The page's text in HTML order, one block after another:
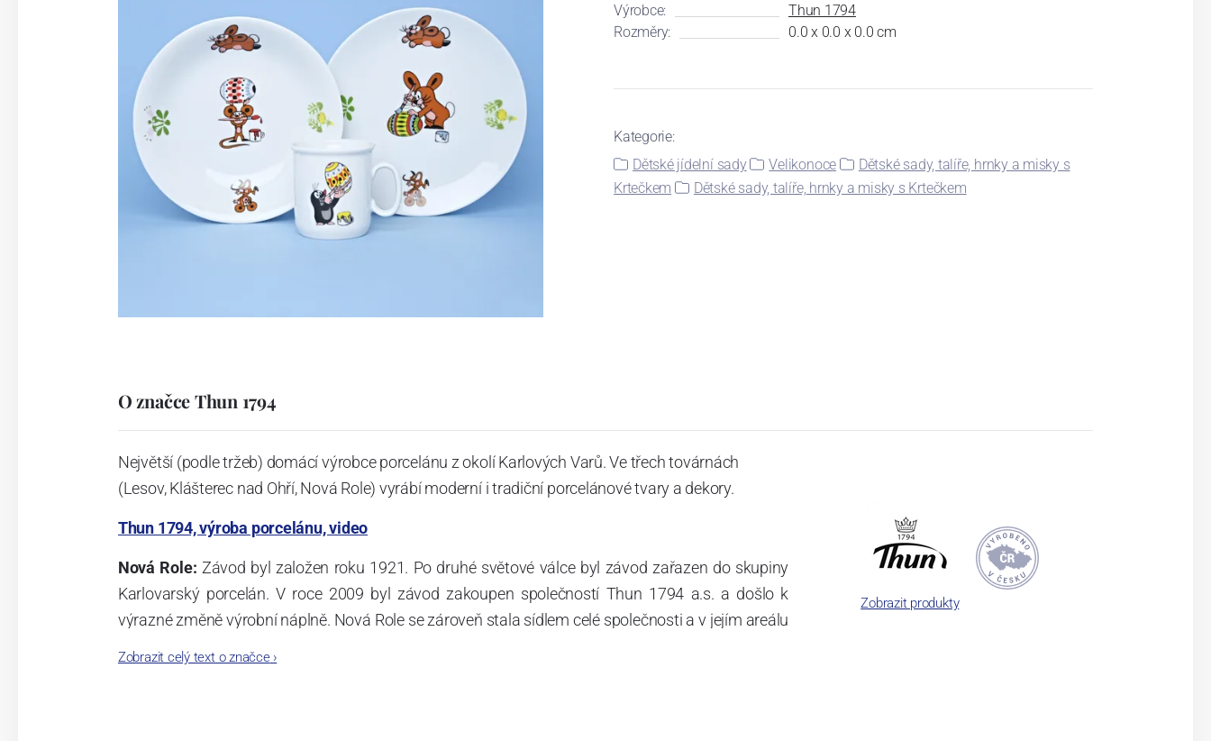
Výrobce:
Thun 1794
Rozměry:
0.0 x 0.0 x 0.0 cm
Kategorie:
Dětské jídelní sady
Velikonoce
Dětské sady, talíře, hrnky a misky s
Krtečkem
Dětské sady, talíře, hrnky a misky s Krtečkem
O značce Thun 1794
Největší (podle tržeb) domácí výrobce porcelánu z okolí Karlových Varů. Ve třech továrnách
(Lesov, Klášterec nad Ohří, Nová Role) vyrábí moderní i tradiční porcelánové tvary a dekory.
Thun 1794, výroba porcelánu, video
Nová Role: Závod byl založen roku 1921. Po druhé světové válce byl závod zařazen do skupiny
Karlovarský porcelán. V roce 2009 byl závod zakoupen společností Thun 1794 a.s. a došlo k
výrazné změně výrobní náplně. Nová Role se zároveň stala sídlem celé společnosti a v jejím areálu
Zobrazit celý text o značce›
Zobrazit produkty